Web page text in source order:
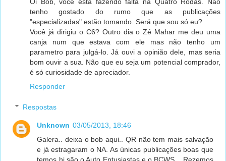
tenho gostado do rumo que as publicações
"especializadas" estão tomando. Será que sou só eu?
Você já dirigiu o C6? Outro dia o Zé Mahar me deu uma
canja num que estava com ele mas não tenho um
parametro para julgá-lo. Já ouvi a opinião dele, mas seria
bom ouvir a sua. Não que eu seja um potencial comprador,
é só curiosidade de apreciador.
Responder
Respostas
Unknown 03/05/2013, 18:46
Galera.. deixa o bob aqui.. QR não tem mais salvação
e já estragaram o NA. As únicas publicações boas que